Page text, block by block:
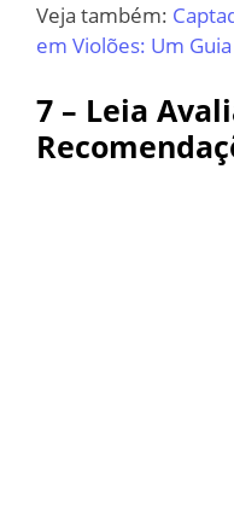
Veja também:
em Violões: Um
7 – Leia